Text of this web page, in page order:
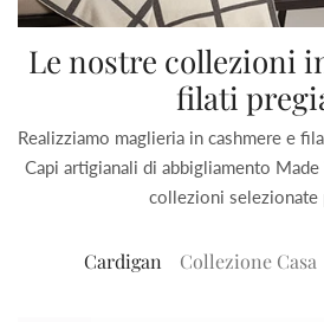
Le nostre collezioni
filati
Realizziamo maglieria in cashmere e
Capi artigianali di abbigliamento
collezioni selezionate
Cardigan Collezione Casa